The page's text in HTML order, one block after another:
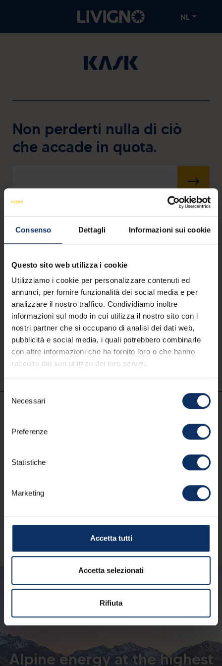
Consenso Dettagli Informazioni sui cookie
Questo sito web utilizza i cookie
Utilizziamo i cookie per personalizzare contenuti ed
annunci, per fornire funzionalità dei social media e per
analizzare il nostro traffico. Condividiamo inoltre
informazioni sul modo in cui utilizza il nostro sito con i
nostri partner che si occupano di analisi dei dati web,
pubblicità e social media, i quali potrebbero combinarle
con altre informazioni che ha fornito loro o che hanno
raccolto dal suo utilizzo dei loro servizi.
Selezione
delNecessari
Preferenze
Statistiche
Marketing
Accetta tutti
Accetta selezionati
Rifiuta
NL
Non perderti nulla di ciò
che accade in quota.
Contact opnemen
mail
call
App Store Google Play
© APT Livigno | Azienda di Promozione e Sviluppo
Turistico srl - Via Rasia 999 - I-23041 Livigno (So) |
C.F. 92015260141
Alpine energy at the highest